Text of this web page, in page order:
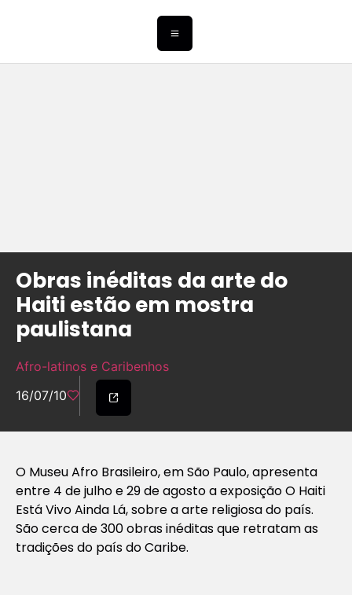
Obras inéditas da arte do
Haiti estão em mostra
paulistana
Afro-latinos e Caribenhos
16/07/10
O Museu Afro Brasileiro, em São Paulo, apresenta
entre 4 de julho e 29 de agosto a exposição O Haiti
Está Vivo Ainda Lá, sobre a arte religiosa do país.
São cerca de 300 obras inéditas que retratam as
tradições do país do Caribe.